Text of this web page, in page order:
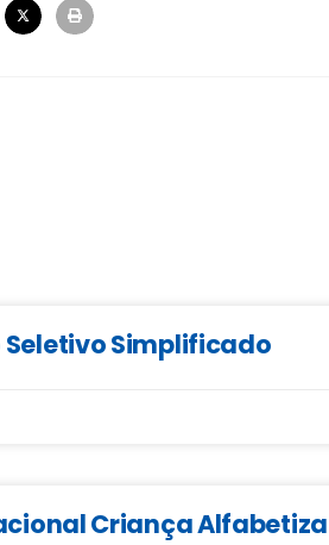
Seletivo Simplificado
Criança